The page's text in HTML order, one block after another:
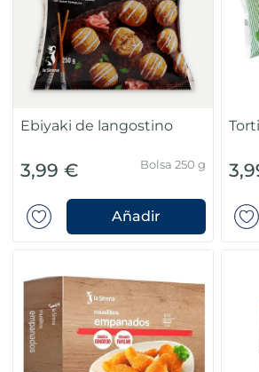
Ebiyaki de langostino
3,99 € Bolsa 250 g
Añadir